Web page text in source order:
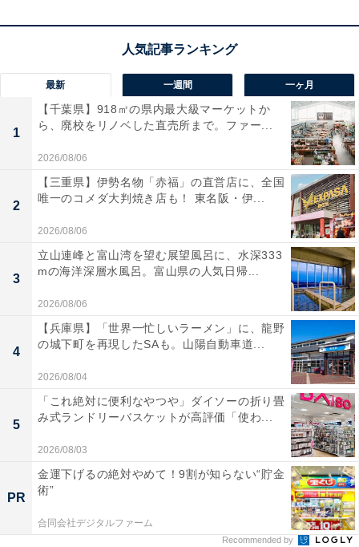
ッシュしたい人におすすめの宿です。
楽天トラベルの「春SALE」とは？
2026年2月19日23:59まで、楽天トラベルで開催中の「春
SALE」。「国内宿泊」が最大25％オフになるほか、遊
び・体験、楽パック（交通＋宿）、レンタカー、高速バ
スもお得に予約できます。※国内宿泊の割引は、クーポ
ン併用（最大20％／楽天モバイル契約者は最大22％）と
最新 一週間 一ヶ月
1
【千葉県】918㎡の県内最大級マーケットか
ら、廃校をリノベした直売所まで。ファー...
2026/08/06
2
【三重県】伊勢名物「赤福」の直営店に、全国
唯一のコメダ大判焼き店も！ 東名阪・伊...
2026/08/06
3
立山連峰と富山湾を望む展望風呂に、水深333
mの海洋深層水風呂。富山県の人気日帰...
2026/08/06
4
【兵庫県】「世界一忙しいラーメン」に、龍野
の城下町を再現したSAも。山陽自動車道...
2026/08/04
5
「これ絶対に便利なやつや」ダイソーの折り畳
み式ランドリーバスケットが高評価「使わ...
2026/08/03
PR
金運下げるの絶対やめて！9割が知らない“貯金
術”
合同会社デジタルファーム
Recommended by